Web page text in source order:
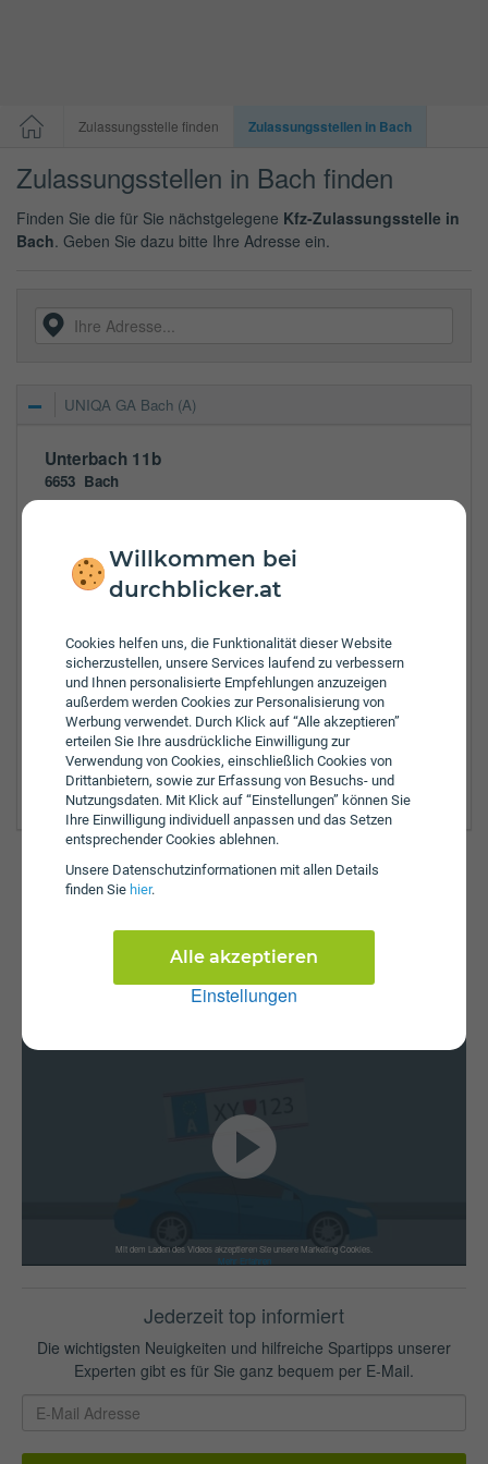
Willkommen bei
durchblicker.at
Cookies helfen uns, die Funktionalität dieser Website
sicherzustellen, unsere Services laufend zu verbessern
und Ihnen personalisierte Empfehlungen anzuzeigen
außerdem werden Cookies zur Personalisierung von
Werbung verwendet. Durch Klick auf “Alle akzeptieren”
erteilen Sie Ihre ausdrückliche Einwilligung zur
Verwendung von Cookies, einschließlich Cookies von
Drittanbietern, sowie zur Erfassung von Besuchs- und
Nutzungsdaten. Mit Klick auf “Einstellungen” können Sie
Ihre Einwilligung individuell anpassen und das Setzen
entsprechender Cookies ablehnen.
Unsere Daten­schutz­informationen mit allen Details
finden Sie hier.
Einstellungen
Alle akzeptieren
Zulassungsstelle finden Zulassungsstellen in Bach
Zulassungsstellen in Bach finden
Finden Sie die für Sie nächstgelegene Kfz-Zulassungsstelle in
Bach. Geben Sie dazu bitte Ihre Adresse ein.
UNIQA GA Bach (A)
Unterbach 11b
6653 Bach
+43-5634-20071
E-Mail: roman.wolf@uniqa.at
8:00 - 12:00 Uhr
8:00 - 12:00 Uhr
8:00 - 12:00 Uhr
8:00 - 12:00 Uhr
Zulassungsbezirke:
Reutte
KFZ-Zulassung Versicherungswechsel
Mit dem Laden des Videos akzeptieren Sie unsere Marketing Cookies.
Mehr Erfahren
Jederzeit top informiert
Die wichtigsten Neuigkeiten und hilfreiche Spartipps unserer
Experten gibt es für Sie ganz bequem per E-Mail.